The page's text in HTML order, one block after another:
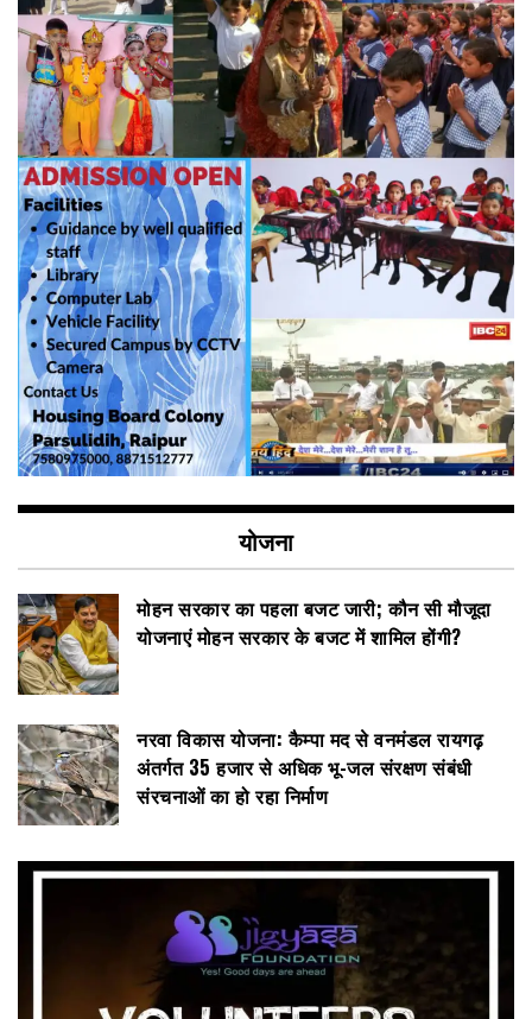
योजना
मोहन सरकार का पहला बजट जारी; कौन सी मौजूदा
योजनाएं मोहन सरकार के बजट में शामिल होंगी?
नरवा विकास योजना: कैम्पा मद से वनमंडल रायगढ़
अंतर्गत 35 हजार से अधिक भू-जल संरक्षण संबंधी
संरचनाओं का हो रहा निर्माण